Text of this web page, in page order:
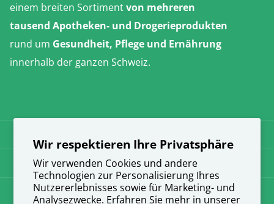
Wir respektieren Ihre Privatsphäre
Wir verwenden Cookies und andere
Technologien zur Personalisierung Ihres
Nutzererlebnisses sowie für Marketing- und
Analysezwecke. Erfahren Sie mehr in unserer
einem breiten Sortimentvon mehreren
tausend Apotheken- und Drogerieprodukten
rund um Gesundheit, Pflege und Ernährung
innerhalb der ganzen Schweiz.
Datenschutz
Impressum